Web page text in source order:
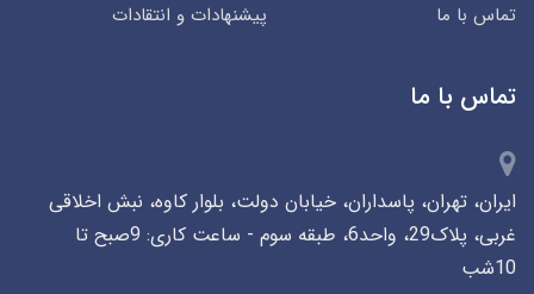
تماس با ما
پیشنهادات و انتقادات
تماس با ما
ایران، تهران، پاسداران، خیابان دولت، بلوار کاوه، نبش اخلاقی
غربی، پلاک29، واحد6، طبقه سوم - ساعت کاری: 9صبح تا
10شب